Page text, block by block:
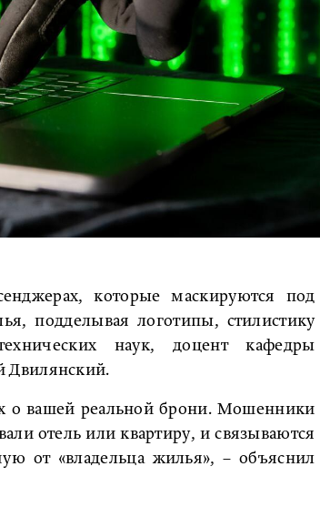
которые маскируются под
подделывая логотипы, стилистику
наук, доцент кафедры
Двилянский.
о вашей реальной брони. Мошенники
отель или квартиру, и связываются
от «владельца жилья», – объяснил